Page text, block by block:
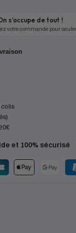
s’occupe de tout !
votre commande pour
et 100% sécurisé